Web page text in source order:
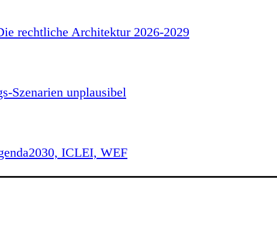
rechtliche Architektur 2026-2029
Szenarien unplausibel
ICLEI, WEF